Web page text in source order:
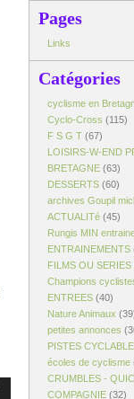
Pages
Links
Catégories
cyclisme en
Cyclo-Cross (115)
F S G T (67)
LOISIRS-W-END
BRETAGNE (63)
DESSERTS (60)
archives Goupil
ACTUALITé (45)
Rungis MIN
ENTRAINEMENTS
FILMS OU
Champions
ENTREES (40)
Nature Animaux
petites annonces
PISTES
écoles de cyclisme
CRUMBLES -
COMPAGNIE (32)